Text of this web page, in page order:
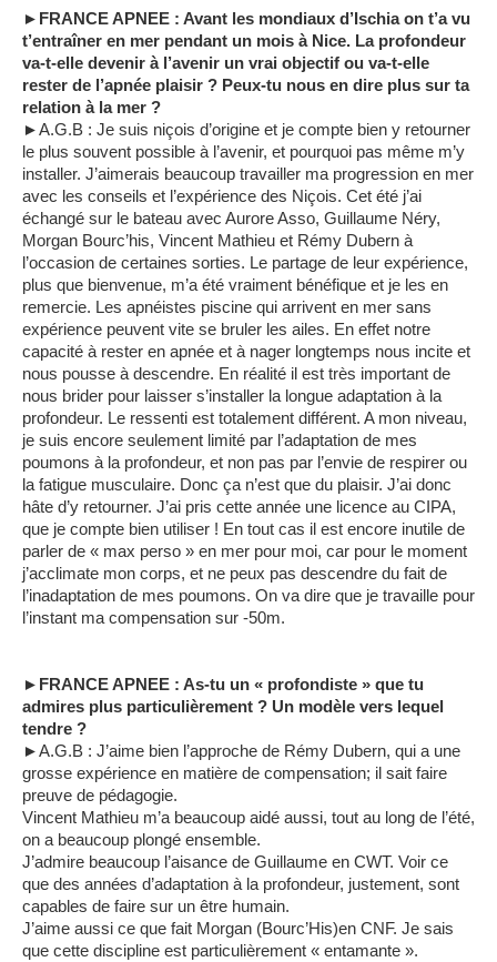
►FRANCE APNEE : Avant les mondiaux d’Ischia on t’a vu
t’entraîner en mer pendant un mois à Nice. La profondeur
va-t-elle devenir à l’avenir un vrai objectif ou va-t-elle
rester de l’apnée plaisir ? Peux-tu nous en dire plus sur ta
relation à la mer ?
►A.G.B : Je suis niçois d’origine et je compte bien y retourner
le plus souvent possible à l’avenir, et pourquoi pas même m’y
installer. J’aimerais beaucoup travailler ma progression en mer
avec les conseils et l’expérience des Niçois. Cet été j’ai
échangé sur le bateau avec Aurore Asso, Guillaume Néry,
Morgan Bourc’his, Vincent Mathieu et Rémy Dubern à
l’occasion de certaines sorties. Le partage de leur expérience,
plus que bienvenue, m’a été vraiment bénéfique et je les en
remercie. Les apnéistes piscine qui arrivent en mer sans
expérience peuvent vite se bruler les ailes. En effet notre
capacité à rester en apnée et à nager longtemps nous incite et
nous pousse à descendre. En réalité il est très important de
nous brider pour laisser s’installer la longue adaptation à la
profondeur. Le ressenti est totalement différent. A mon niveau,
je suis encore seulement limité par l’adaptation de mes
poumons à la profondeur, et non pas par l’envie de respirer ou
la fatigue musculaire. Donc ça n’est que du plaisir. J’ai donc
hâte d’y retourner. J’ai pris cette année une licence au CIPA,
que je compte bien utiliser ! En tout cas il est encore inutile de
parler de « max perso » en mer pour moi, car pour le moment
j’acclimate mon corps, et ne peux pas descendre du fait de
l’inadaptation de mes poumons. On va dire que je travaille pour
l’instant ma compensation sur -50m.
►FRANCE APNEE : As-tu un « profondiste » que tu
admires plus particulièrement ? Un modèle vers lequel
tendre ?
►A.G.B : J’aime bien l’approche de Rémy Dubern, qui a une
grosse expérience en matière de compensation; il sait faire
preuve de pédagogie.
Vincent Mathieu m’a beaucoup aidé aussi, tout au long de l’été,
on a beaucoup plongé ensemble.
J’admire beaucoup l’aisance de Guillaume en CWT. Voir ce
que des années d’adaptation à la profondeur, justement, sont
capables de faire sur un être humain.
J’aime aussi ce que fait Morgan (Bourc’His)en CNF. Je sais
que cette discipline est particulièrement « entamante ».